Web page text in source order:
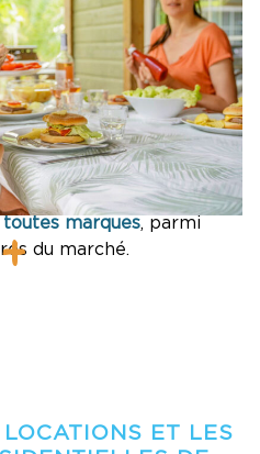
les mobil-homes neufs
, réputées pour
prix, et sur des
toutes marques, parmi
du marché.
ET LES